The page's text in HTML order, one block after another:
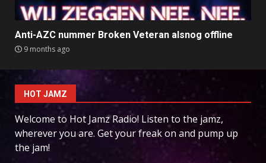
Anti-AZC nummer Broken Veteran alsnog offline
9 months ago
HOT JAMZ
Welcome to Hot Jamz Radio! Listen to the jamz,
wherever you are. Get your freak on and pump up
the jam!